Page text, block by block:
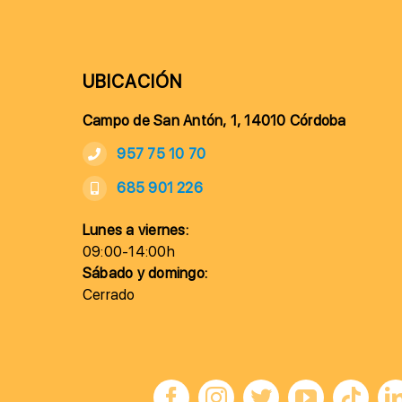
UBICACIÓN
Campo de San Antón, 1, 14010 Córdoba
957 75 10 70
685 901 226
Lunes a viernes:
09:00-14:00h
Sábado y domingo:
Cerrado